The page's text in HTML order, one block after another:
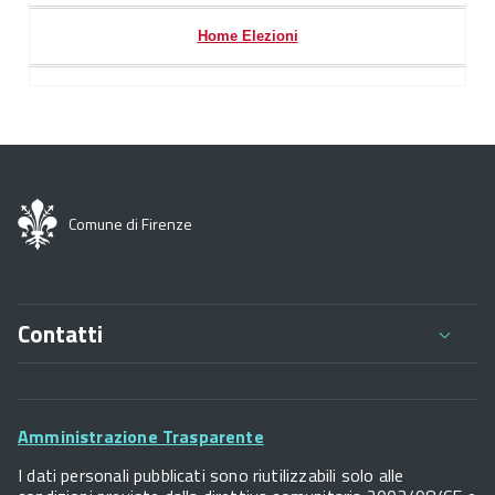
Home Elezioni
Comune di Firenze
Contatti
Palazzo Vecchio
P.IVA 01307110484
Footer
Amministrazione Trasparente
I dati personali pubblicati sono riutilizzabili solo alle